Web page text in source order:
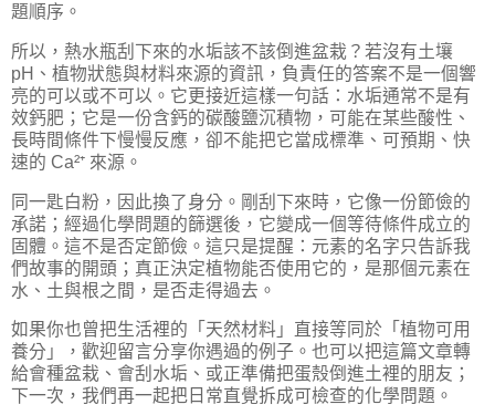
題順序。
所以，熱水瓶刮下來的水垢該不該倒進盆栽？若沒有土壤
pH、植物狀態與材料來源的資訊，負責任的答案不是一個響
亮的可以或不可以。它更接近這樣一句話：水垢通常不是有
效鈣肥；它是一份含鈣的碳酸鹽沉積物，可能在某些酸性、
長時間條件下慢慢反應，卻不能把它當成標準、可預期、快
速的 Ca²⁺ 來源。
同一匙白粉，因此換了身分。剛刮下來時，它像一份節儉的
承諾；經過化學問題的篩選後，它變成一個等待條件成立的
固體。這不是否定節儉。這只是提醒：元素的名字只告訴我
們故事的開頭；真正決定植物能否使用它的，是那個元素在
水、土與根之間，是否走得過去。
如果你也曾把生活裡的「天然材料」直接等同於「植物可用
養分」，歡迎留言分享你遇過的例子。也可以把這篇文章轉
給會種盆栽、會刮水垢、或正準備把蛋殼倒進土裡的朋友；
下一次，我們再一起把日常直覺拆成可檢查的化學問題。